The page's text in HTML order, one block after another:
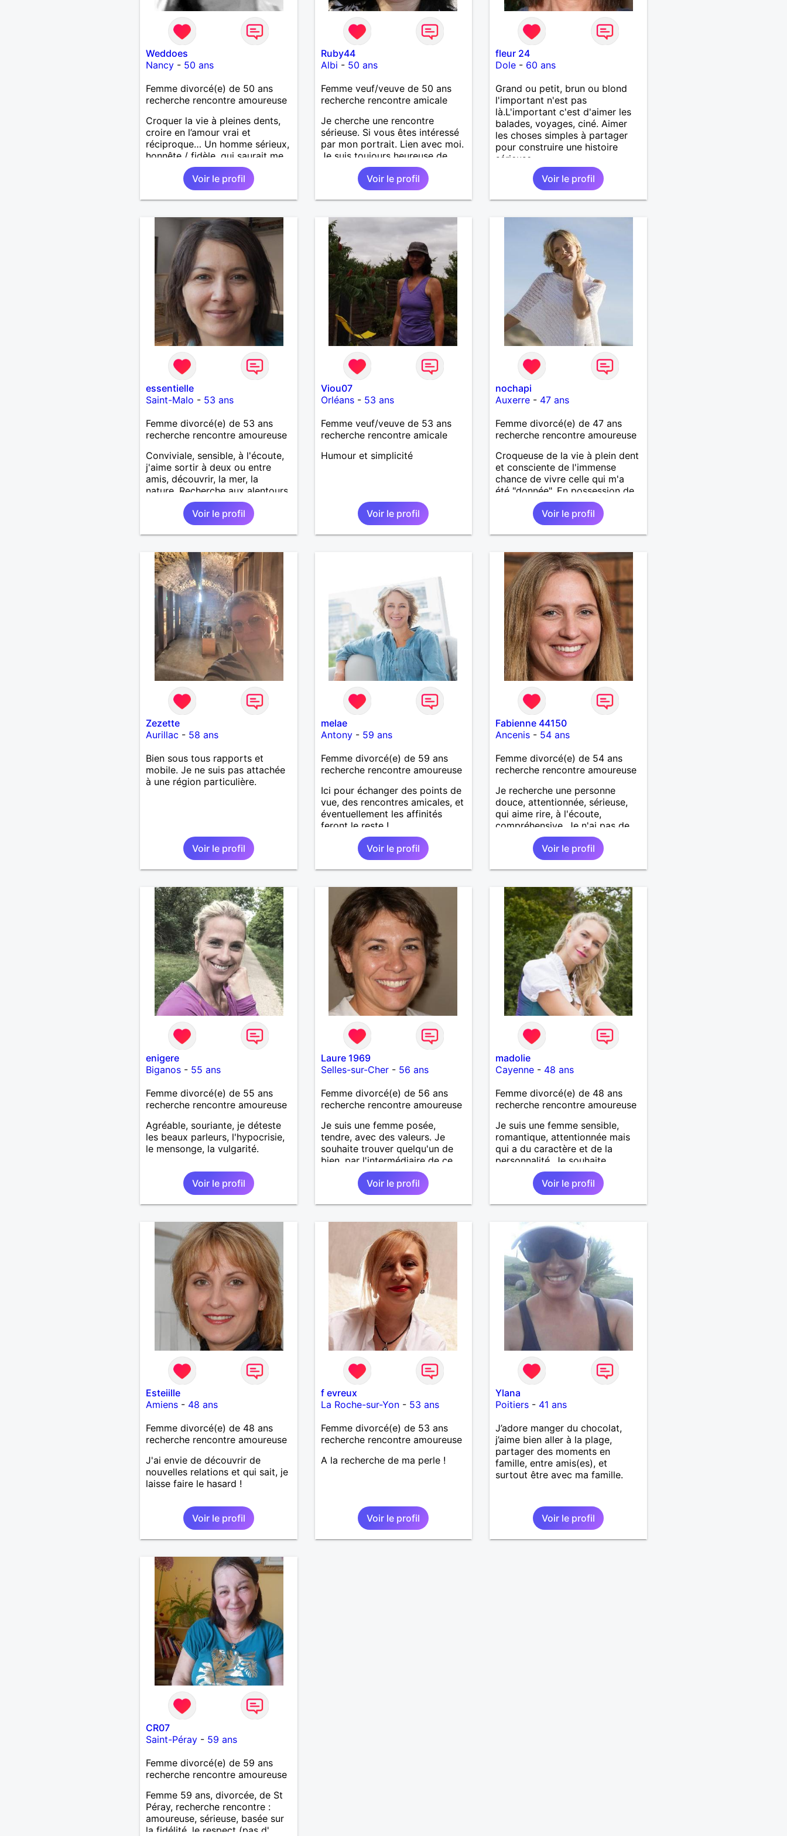
Weddoes
Nancy- 50 ans
Femme divorcé(e) de 50 ans
recherche rencontre amoureuse
Croquer la vie à pleines dents,
croire en l’amour vrai et
réciproque… Un homme sérieux,
honnête / fidèle, qui saurait me
faire rire à nouveau, est le bien
Voir le profil
Ruby44
Albi - 50 ans
Femme veuf/veuve de 50 ans
recherche rencontre amicale
Je cherche une rencontre
sérieuse. Si vous êtes intéressé
par mon portrait. Lien avec moi.
Je suis toujours heureuse de
vous accueillir.
Voir le profil
fleur 24
Dole - 60 ans
Grand ou petit, brun ou blond
l'important n'est pas
là.L'important c'est d'aimer les
balades, voyages, ciné. Aimer
les choses simples à partager
pour construire une histoire
sérieuse.
Voir le profil
essentielle
Saint-Malo - 53 ans
Femme divorcé(e) de 53 ans
recherche rencontre amoureuse
Conviviale, sensible, à l'écoute,
j'aime sortir à deux ou entre
amis, découvrir, la mer, la
nature. Recherche aux alentours
de Saint-Malo
Voir le profil
Viou07
Orléans- 53 ans
Femme veuf/veuve de 53 ans
recherche rencontre amicale
Humour et simplicité
Voir le profil
nochapi
Auxerre - 47 ans
Femme divorcé(e) de 47 ans
recherche rencontre amoureuse
Croqueuse de la vie à plein dent
et consciente de l'immense
chance de vivre celle qui m'a
été "donnée". En possession de
toutes ses facultés mentales et
physiques. Célibataire mais pas
solitaire, je mène une vie bien
remplie. Je ne suis pas sur ce
représentatrice de la Femme
Divorcée Mal dans sa peau. A
bientôt.
Voir le profil
Zezette
Aurillac - 58 ans
Bien sous tous rapports et
mobile. Je ne suis pas attachée
à une région particulière.
Voir le profil
melae
Antony- 59 ans
Femme divorcé(e) de 59 ans
recherche rencontre amoureuse
Ici pour échanger des points de
vue, des rencontres amicales, et
éventuellement les affinités
feront le reste !
Voir le profil
Fabienne 44150
Ancenis - 54 ans
Femme divorcé(e) de 54 ans
recherche rencontre amoureuse
Je recherche une personne
douce, attentionnée, sérieuse,
qui aime rire, à l'écoute,
compréhensive. Je n'ai pas de
préférence physique
particulière, ni de moyenne
d'age, tout est question de
feeling.
Voir le profil
enigere
Biganos- 55 ans
Femme divorcé(e) de 55 ans
recherche rencontre amoureuse
Agréable, souriante, je déteste
les beaux parleurs, l'hypocrisie,
le mensonge, la vulgarité.
Voir le profil
Laure 1969
Selles-sur-Cher- 56 ans
Femme divorcé(e) de 56 ans
recherche rencontre amoureuse
Je suis une femme posée,
tendre, avec des valeurs. Je
souhaite trouver quelqu'un de
bien, par l'intermédiaire de ce
site, pour une relation sérieuse.
Voir le profil
madolie
Cayenne - 48 ans
Femme divorcé(e) de 48 ans
recherche rencontre amoureuse
Je suis une femme sensible,
romantique, attentionnée mais
qui a du caractère et de la
personnalité. Je souhaite
rencontrer un homme même
Voir le profil
Esteiille
Amiens- 48 ans
Femme divorcé(e) de 48 ans
recherche rencontre amoureuse
J'ai envie de découvrir de
nouvelles relations et qui sait, je
laisse faire le hasard !
Voir le profil
f evreux
La Roche-sur-Yon- 53 ans
Femme divorcé(e) de 53 ans
recherche rencontre amoureuse
A la recherche de ma perle !
Voir le profil
Ylana
Poitiers - 41 ans
J’adore manger du chocolat,
j’aime bien aller à la plage,
partager des moments en
famille, entre amis(es), et
surtout être avec ma famille.
Voir le profil
CR07
Saint-Péray- 59 ans
Femme divorcé(e) de 59 ans
recherche rencontre amoureuse
Femme 59 ans, divorcée, de St
Péray, recherche rencontre :
amoureuse, sérieuse, basée sur
la fidélité, le respect (pas d'